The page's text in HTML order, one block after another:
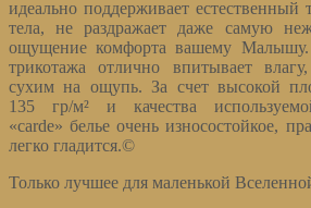
идеально поддерживает естественный
тела, не раздражает даже самую
ощущение комфорта вашему Малышу.
трикотажа отлично впитывает
сухим на ощупь. За счет высокой
135 гр/м² и качества
«carde» белье очень износостойкое,
легко гладится.©
Только лучшее для маленькой